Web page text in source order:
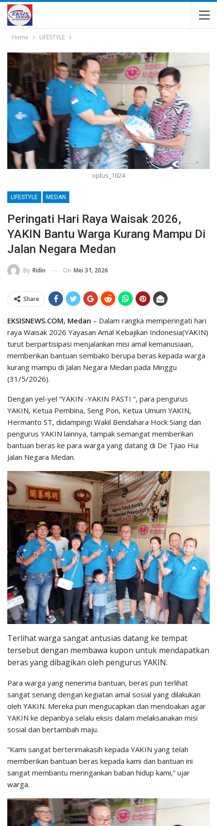
Home LIFESTYLE
oplus_1024
LIFESTYLE MEDAN
Peringati Hari Raya Waisak 2026,
YAKIN Bantu Warga Kurang Mampu Di
Jalan Negara Medan
By Ridin On Mei 31, 2026
Share
EKSISNEWS.COM, Medan – Dalam rangka memperingati hari
raya Waisak 2026 Yayasan Amal Kebajikan Indonesia(YAKIN)
turut berpartisipasi menjalankan misi amal kemanusiaan,
memberikan bantuan sembako berupa beras kepada warga
kurang mampu di Jalan Negara Medan pada Minggu
(31/5/2026).
Dengan yel-yel “YAKIN -YAKIN PASTI “, para pengurus
YAKIN, Ketua Pembina, Seng Pon, Ketua Umum YAKIN,
Hermanto ST, didampingi Wakil Bendahara Hock Siang dan
pengurus YAKIN lainnya, tampak semangat memberikan
bantuan beras ke para warga yang datang di De Tjiao Hui
Jalan Negara Medan.
Terlihat warga sangat antusias datang ke tempat
tersebut dengan membawa kupon untuk mendapatkan
beras yang dibagikan oleh pengurus YAKIN.
Para warga yang nenerima bantuan, beras pun terlihat
sangat senang dengan kegiatan amal sosial yang dilakukan
oleh YAKIN. Mereka pun mengucapkan dan mendoakan agar
YAKIN ke depanbya selalu eksis dalam melaksanakan misi
sosial dan bertambah maju.
“Kami sangat berterimakasih kepada YAKIN yang telah
memberikan bantuan beras kepada kami dan bantuan ini
sangat membantu meringankan baban hidup kami,” ujar
warga.